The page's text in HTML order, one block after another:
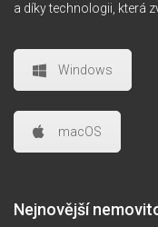
a díky technologii, která
Windows
macOS
Nejnovější